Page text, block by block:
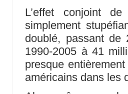
L’effet conjoint
simplement
doublé, passant
1990-2005 à 41
presque
américains dans les